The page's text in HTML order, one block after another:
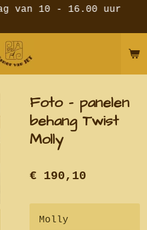
van 10 - 16.00 uur
Foto - panelen
behang Twist
Molly
€ 190,10
Molly